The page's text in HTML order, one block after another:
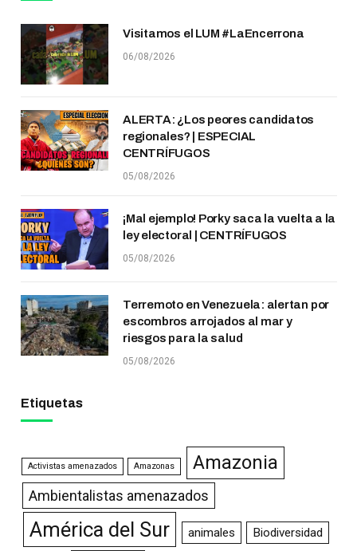
Visitamos el LUM #LaEncerrona
06/08/2026
ALERTA: ¿Los peores candidatos
regionales? | ESPECIAL
CENTRÍFUGOS
05/08/2026
¡Mal ejemplo! Porky saca la vuelta a la
ley electoral | CENTRÍFUGOS
05/08/2026
Terremoto en Venezuela: alertan por
escombros arrojados al mar y
riesgos para la salud
05/08/2026
Etiquetas
Activistas amenazados Amazonas Amazonia
Ambientalistas amenazados
América del Sur animales Biodiversidad